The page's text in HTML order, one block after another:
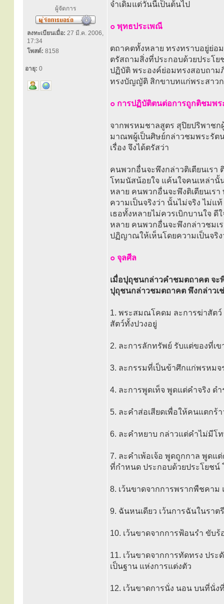
ผู้จัดการ
ลงทะเบียนเมื่อ: 27 มี.ค. 2006,
17:34
โพสต์: 8158
อายุ: 0
จำเดิมแต่วันนี้เป็นต้นไป
๐ พุทธประเพณี
ตถาคตทั้งหลาย ทรงทราบอยู่ย่อ
ตรัสถามสิ่งที่ประกอบด้วยประโ
ปฏิบัติ พระองค์ย่อมทรงสอบถาม
ทรงบัญญัติ สิกขาบทแก่พระสาว
๐ การปฏิบัติตนต่อการถูกติชมพร
จากพรหมชาลสูตร สุปิยปริพาชก
มาณพผู้เป็นศิษย์กล่าวชมพระรัต
เรื่อง จึงได้ตรัสว่า
คนพวกอื่นจะพึงกล่าวติเตียนเรา
โทมนัสน้อยใจ แค้นใจคนเหล่านั้
หลาย คนพวกอื่นจะพึงติเตียนเร
ความเป็นจริงว่า นั้นไม่จริง ไม่แ
เธอทั้งหลายไม่ควรเบิกบานใจ ดี
หลาย คนพวกอื่นจะพึงกล่าวชมเ
ปฏิญาณให้เห็นโดยความเป็นจริง
๐ จุลศีล
เมื่อปุถุชนกล่าวคำชมตถาคต จะ
ปุถุชนกล่าวชมตถาคต พึงกล่าวเ
1. พระสมณโคดม ละการฆ่าสัต
สัตว์ทั้งปวงอยู่
2. ละการลักทรัพย์ รับแต่ของที่เ
3. ละกรรมที่เป็นข้าศึกแก่พรหมจ
4. ละการพูดเท็จ พูดแต่คำจริง ด
5. ละคำส่อเสียดเพื่อให้คนแตก
6. ละคำหยาบ กล่าวแต่คำไม่มีโ
7. ละคำเพ้อเจ้อ พูดถูกกาล พูดแ
ที่กำหนด ประกอบด้วยประโยชน์
8. เว้นขาดจากการพรากพืชคาม
9. ฉันหนเดียว เว้นการฉันในราต
10. เว้นขาดจากการฟ้อนรำ ขับ
11. เว้นขาดจากการทัดทรง ปร
เป็นฐาน แห่งการแต่งตัว
12. เว้นขาดการนั่ง นอน บนที่นั่